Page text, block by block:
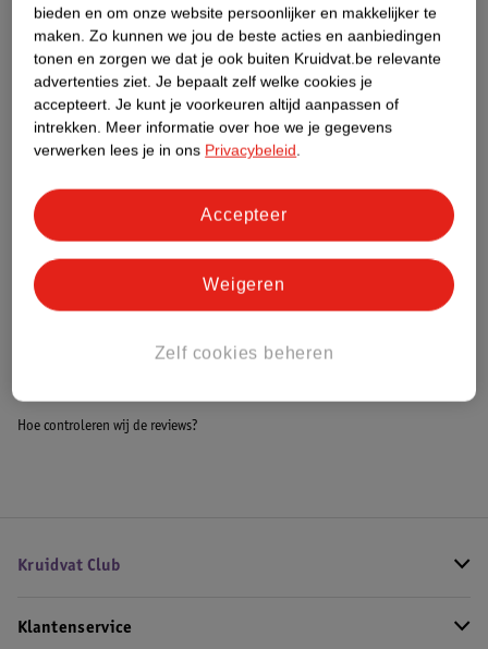
Etiketinformatie
Nature Impact Score
Dit product heeft (nog) geen Nature
Impact Score.
Meer informatie
Bestel & Bezorginformatie
Hoe controleren wij de reviews?
Kruidvat Club
Klantenservice
bieden en om onze website persoonlijker en makkelijker te
maken. Zo kunnen we jou de beste acties en aanbiedingen
tonen en zorgen we dat je ook buiten Kruidvat.be relevante
advertenties ziet. Je bepaalt zelf welke cookies je
accepteert. Je kunt je voorkeuren altijd aanpassen of
intrekken. Meer informatie over hoe we je gegevens
verwerken lees je in ons Privacybeleid.
Zelf cookies beheren
Weigeren
Accepteer